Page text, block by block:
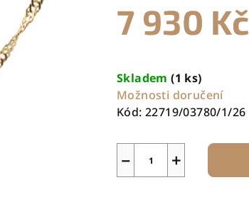
7 930 Kč
cena:
Skladem(1 ks)
Možnosti doručení
Kód: 22719/03780/1/26
+
−